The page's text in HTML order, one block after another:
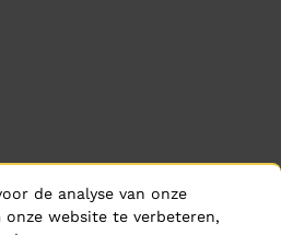
de analyse van onze
onze website te verbeteren,